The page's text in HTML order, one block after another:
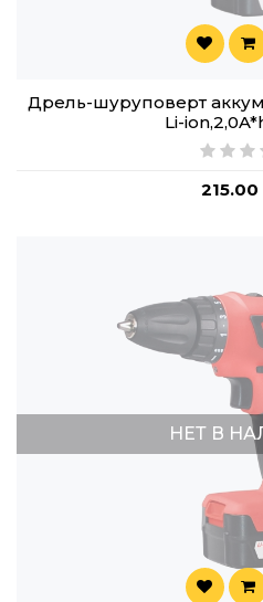
Дрель-шуруповерт
Li-
215.00
НЕТ В